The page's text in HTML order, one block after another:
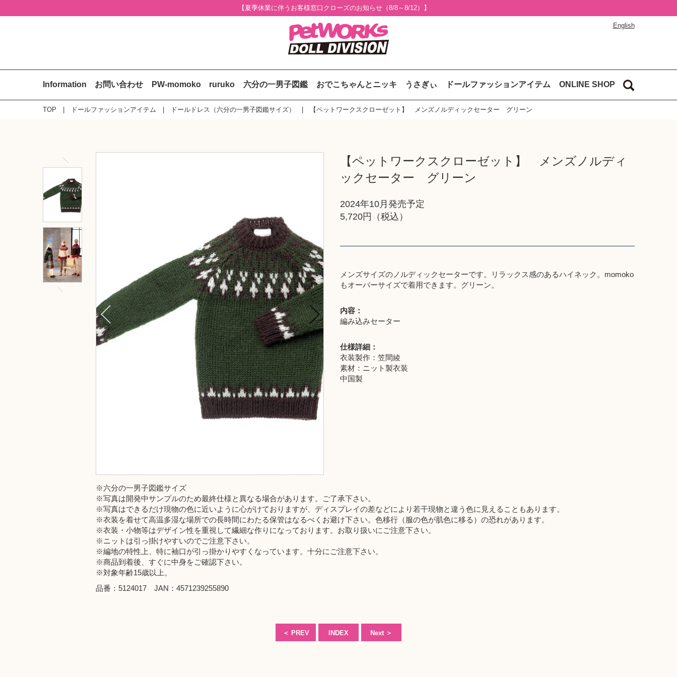
【夏季休業に伴うお客様窓口クローズのお知らせ（8/8～8/12）】
English
Information お問い合わせ PW-momoko ruruko 六分の一男子図鑑 おでこちゃんとニッキ うさぎぃ ドールファッションアイテム ONLINE SHOP
TOP ドールファッションアイテム ドールドレス（六分の一男子図鑑サイズ） 【ペットワークスクローゼット】 メンズノルディックセーター グリーン
【ペットワークスクローゼット】 メンズノルディ
ックセーター グリーン
2024年10月発売予定
5,720円（税込）
メンズサイズのノルディックセーターです。リラックス感のあるハイネック。momoko
もオーバーサイズで着用できます。 グリーン。
内容：
編み込みセーター
仕様詳細：
衣装製作：笠間綾
素材：ニット製衣装
中国製
※六分の一男子図鑑サイズ
※写真は開発中サンプルのため最終仕様と異なる場合があります。ご了承下さい。
※写真はできるだけ現物の色に近いように心がけておりますが、ディスプレイの差などにより若干現物と違う色に見えることもあります。
※衣装を着せて高温多湿な場所での長時間にわたる保管はなるべくお避け下さい。色移行（服の色が肌色に移る）の恐れがあります。
※衣装・小物等はデザイン性を重視して繊細な作りになっております。お取り扱いにご注意下さい。
※ニットは引っ掛けやすいのでご注意下さい。
※編地の特性上、特に袖口が引っ掛かりやすくなっています。十分にご注意下さい。
※商品到着後、すぐに中身をご確認下さい。
※対象年齢15歳以上。
品番：5124017 JAN：4571239255890
＜ PREV INDEX Next ＞